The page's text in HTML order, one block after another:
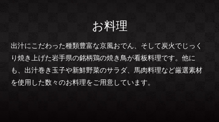
お料理
出汁にこだわった種類豊富な京風おでん、そして炭火でじっく
り焼き上げた岩手県の銘柄鶏の焼き鳥が看板料理です。他に
も、出汁巻き玉子や新鮮野菜のサラダ、馬肉料理など厳選素材
を使用した数々のお料理をご用意しています。